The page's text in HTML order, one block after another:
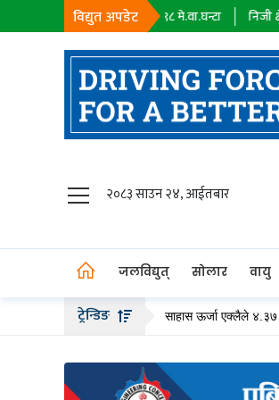
विद्युत अपडेट
सहायक कम्पनी :१८३९८मे.वा.घन्टा निजी क्षेत्र : ४५८२०
२०८३ साउन २४, आईतबार
जलविद्युत् सोलार वायु
वायु
बायोग्यास
पेट्रोलियम
ट्रेन्डिङ
हकप्रद सेयर जारी गर्दै, साहास ऊर्जा एक्लैले ४.३७ अर्बको